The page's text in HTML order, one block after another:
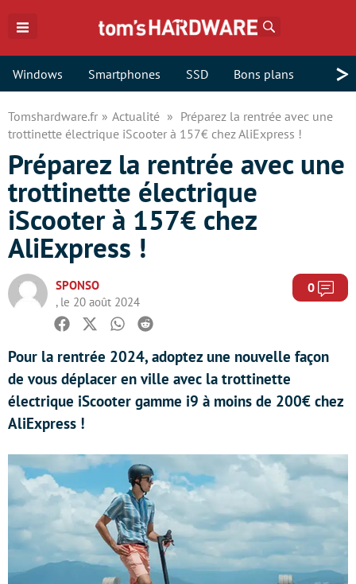
Windows Smartphones SSD Bons plans >
Tomshardware.fr Actualité
Préparez la rentrée avec une
trottinette électrique iScooter à 157€ chez AliExpress !
Préparez la rentrée avec une
trottinette électrique
iScooter à 157€ chez
AliExpress !
SPONSO
, le 20 août 2024
0
Facebook
TwitterWhatsapp
Reddit
Pour la rentrée 2024, adoptez une nouvelle façon
de vous déplacer en ville avec la trottinette
électrique iScooter gamme i9 à moins de 200€ chez
AliExpress !